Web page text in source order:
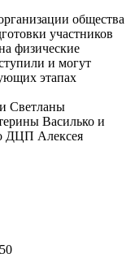
общества
участников
физические
и могут
этапах
Светланы
Василько и
ДЦП Алексея